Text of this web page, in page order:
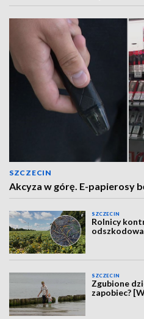
SZCZECIN
Akcyza w górę. E-papierosy
SZCZECIN
Rolnicy
SZCZECIN
Zgubione
zapobiec?